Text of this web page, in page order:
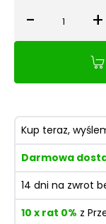
- Ilość +
Kup teraz,
Darmowa
14 dni na zwrot
10 x rat 0% z